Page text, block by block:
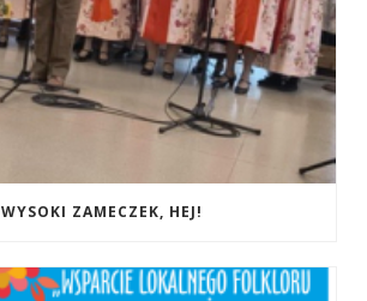
WYSOKI ZAMECZEK, HEJ!